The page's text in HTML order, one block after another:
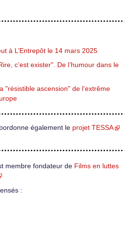
à L’Entrepôt le 14 mars 2025
c’est exister". De l’humour dans le
"résistible ascension" de l’extrême
également le projet TESSA
membre fondateur de Films en luttes
: